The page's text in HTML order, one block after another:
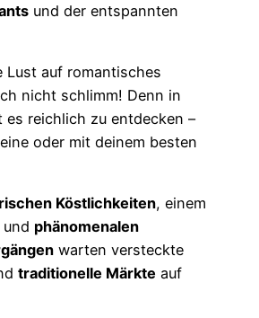
und der entspannten
Lust auf romantisches
nicht schlimm! Denn in
es reichlich zu entdecken –
oder mit deinem besten
Köstlichkeiten, einem
und phänomenalen
warten versteckte
traditionelle Märkte auf